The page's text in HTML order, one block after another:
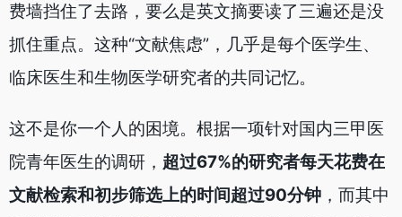
费墙挡住了去路，要么是英文摘要读了三遍还是没
抓住重点。这种“文献焦虑”，几乎是每个医学生、
临床医生和生物医学研究者的共同记忆。
这不是你一个人的困境。根据一项针对国内三甲医
院青年医生的调研， 超过67%的研究者每天花费在
文献检索和初步筛选上的时间超过90分钟 ，而其中